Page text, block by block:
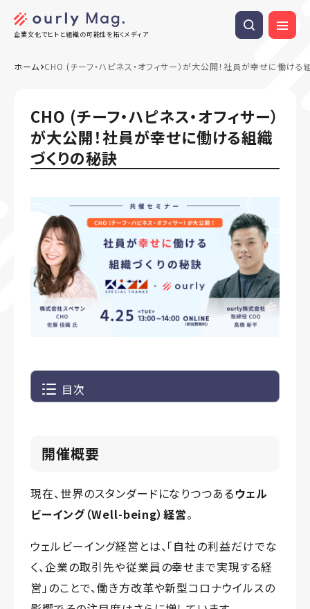
企業文化でヒトと組織の可能性を拓くメディア
ホーム CHO (チーフ・ハピネス・オフィサー）が大公開！社員が幸せに働ける
CHO (チーフ・ハピネス・オフィサー）
が大公開！社員が幸せに働ける組織
づくりの秘訣
目次
開催概要
現在、世界のスタンダードになりつつあるウェル
ビーイング（Well-being）経営。
ウェルビーイング経営とは、「自社の利益だけでな
く、企業の取引先や従業員の幸せまで実現する経
営」のことで、働き方改革や新型コロナウイルスの